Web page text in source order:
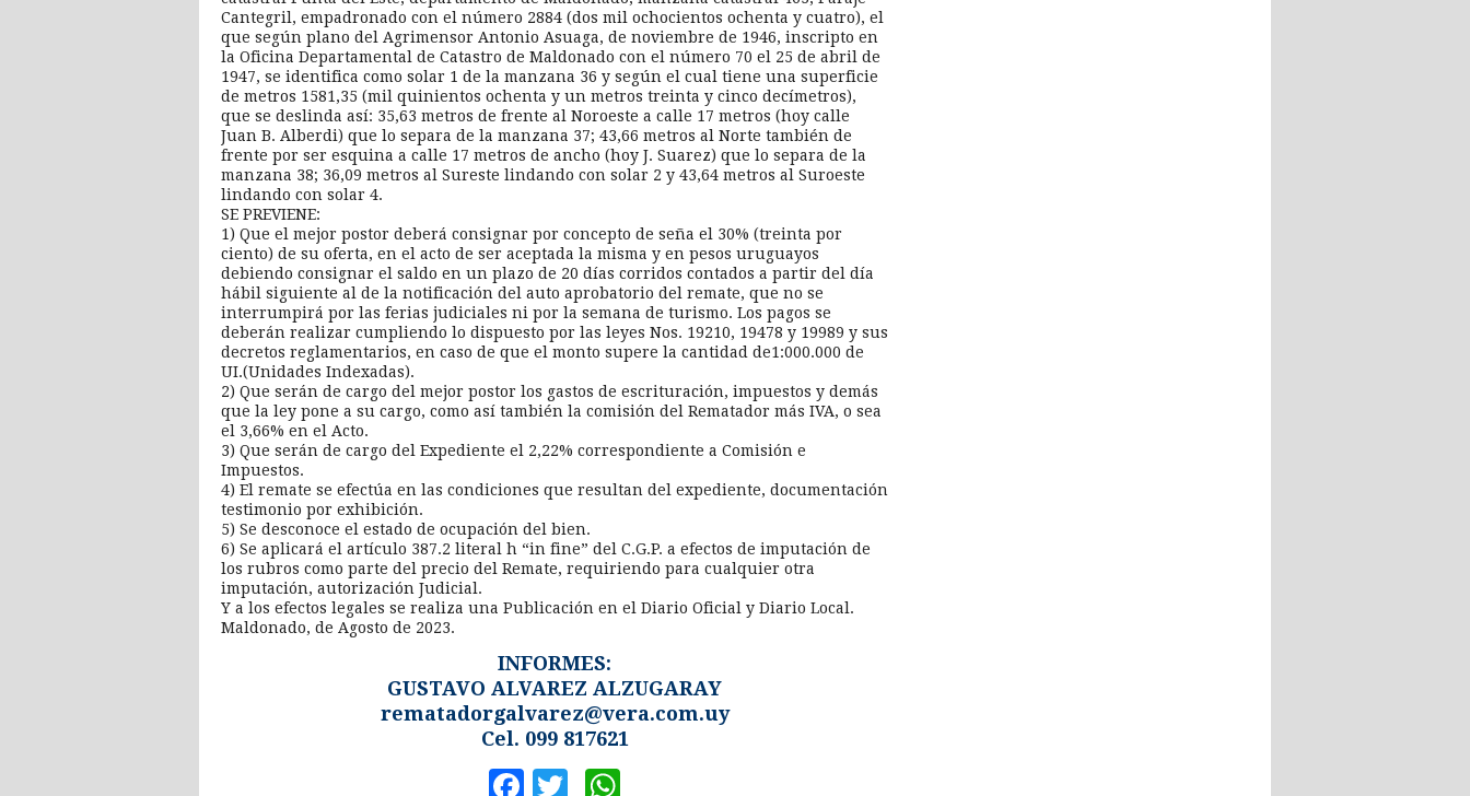
Cantegril, empadronado con el número 2884 (dos mil ochocientos ochenta y cuatro), el
que según plano del Agrimensor Antonio Asuaga, de noviembre de 1946, inscripto en
la Oficina Departamental de Catastro de Maldonado con el número 70 el 25 de abril de
1947, se identifica como solar 1 de la manzana 36 y según el cual tiene una superficie
de metros 1581,35 (mil quinientos ochenta y un metros treinta y cinco decímetros),
que se deslinda así: 35,63 metros de frente al Noroeste a calle 17 metros (hoy calle
Juan B. Alberdi) que lo separa de la manzana 37; 43,66 metros al Norte también de
frente por ser esquina a calle 17 metros de ancho (hoy J. Suarez) que lo separa de la
manzana 38; 36,09 metros al Sureste lindando con solar 2 y 43,64 metros al Suroeste
lindando con solar 4.
SE PREVIENE:
1) Que el mejor postor deberá consignar por concepto de seña el 30% (treinta por
ciento) de su oferta, en el acto de ser aceptada la misma y en pesos uruguayos
debiendo consignar el saldo en un plazo de 20 días corridos contados a partir del día
hábil siguiente al de la notificación del auto aprobatorio del remate, que no se
interrumpirá por las ferias judiciales ni por la semana de turismo. Los pagos se
deberán realizar cumpliendo lo dispuesto por las leyes Nos. 19210, 19478 y 19989 y sus
decretos reglamentarios, en caso de que el monto supere la cantidad de1:000.000 de
UI.(Unidades Indexadas).
2) Que serán de cargo del mejor postor los gastos de escrituración, impuestos y demás
que la ley pone a su cargo, como así también la comisión del Rematador más IVA, o sea
el 3,66% en el Acto.
3) Que serán de cargo del Expediente el 2,22% correspondiente a Comisión e
Impuestos.
4) El remate se efectúa en las condiciones que resultan del expediente, documentación
testimonio por exhibición.
5) Se desconoce el estado de ocupación del bien.
6) Se aplicará el artículo 387.2 literal h “in fine” del C.G.P. a efectos de imputación de
los rubros como parte del precio del Remate, requiriendo para cualquier otra
imputación, autorización Judicial.
Y a los efectos legales se realiza una Publicación en el Diario Oficial y Diario Local.
Maldonado, de Agosto de 2023.
INFORMES:
GUSTAVO ALVAREZ ALZUGARAY
rematadorgalvarez@vera.com.uy
Cel. 099 817621
Facebook
Twitter